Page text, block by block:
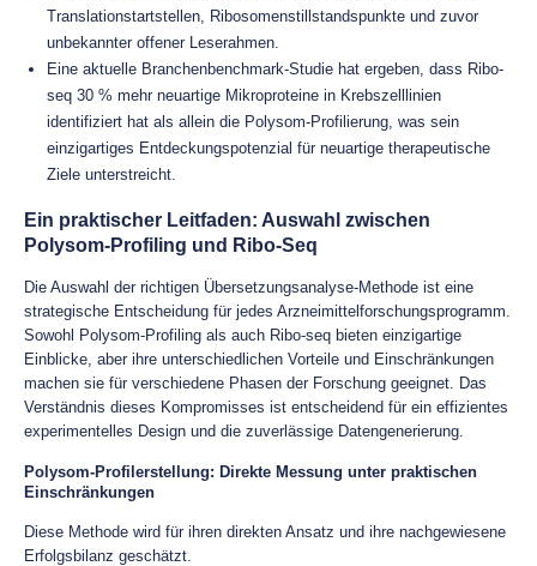
Translationstartstellen, Ribosomenstillstandspunkte und zuvor
unbekannter offener Leserahmen.
Eine aktuelle Branchenbenchmark-Studie hat ergeben, dass Ribo-
seq 30 % mehr neuartige Mikroproteine in Krebszelllinien
identifiziert hat als allein die Polysom-Profilierung, was sein
einzigartiges Entdeckungspotenzial für neuartige therapeutische
Ziele unterstreicht.
Ein praktischer Leitfaden: Auswahl zwischen
Polysom-Profiling und Ribo-Seq
Die Auswahl der richtigen Übersetzungsanalyse-Methode ist eine
strategische Entscheidung für jedes Arzneimittelforschungsprogramm.
Sowohl Polysom-Profiling als auch Ribo-seq bieten einzigartige
Einblicke, aber ihre unterschiedlichen Vorteile und Einschränkungen
machen sie für verschiedene Phasen der Forschung geeignet. Das
Verständnis dieses Kompromisses ist entscheidend für ein effizientes
experimentelles Design und die zuverlässige Datengenerierung.
Polysom-Profilerstellung: Direkte Messung unter praktischen
Einschränkungen
Diese Methode wird für ihren direkten Ansatz und ihre nachgewiesene
Erfolgsbilanz geschätzt.